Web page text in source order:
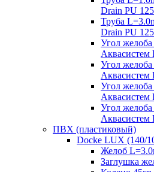
Drain PU
Труба
Drain PU
Угол
Аквасистем
Угол
Аквасистем
Угол
Аквасистем
Угол
Аквасистем
ПВХ (пластиковый)
Docke LUX (140/
Желоб
Заглушка